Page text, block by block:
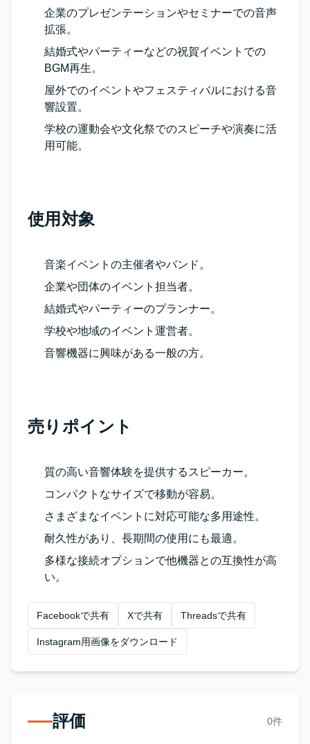
企業のプレゼンテーションやセミナーでの音声
拡張。
結婚式やパーティーなどの祝賀イベントでの
BGM再生。
屋外でのイベントやフェスティバルにおける音
響設置。
学校の運動会や文化祭でのスピーチや演奏に活
用可能。
使用対象
音楽イベントの主催者やバンド。
企業や団体のイベント担当者。
結婚式やパーティーのプランナー。
学校や地域のイベント運営者。
音響機器に興味がある一般の方。
売りポイント
質の高い音響体験を提供するスピーカー。
コンパクトなサイズで移動が容易。
さまざまなイベントに対応可能な多用途性。
耐久性があり、長期間の使用にも最適。
多様な接続オプションで他機器との互換性が高
い。
Facebookで共有 Xで共有 Threadsで共有
Instagram用画像をダウンロード
評価 0件